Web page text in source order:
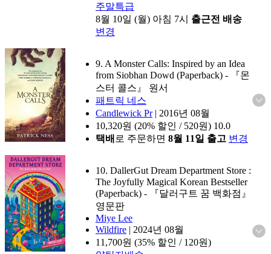
주말특급
8월 10일 (월) 아침 7시 출근전 배송
변경
9. A Monster Calls: Inspired by an Idea
from Siobhan Dowd (Paperback) - 『몬
스터 콜스』 원서
패트릭 네스
Candlewick Pr| 2016년 08월
10,320원 (20% 할인 / 520원) 10.0
택배 로 주문하면 8월 11일 출고 변경
10. DallerGut Dream Department Store :
The Joyfully Magical Korean Bestseller
(Paperback) - 『달러구트 꿈 백화점』
영문판
Miye Lee
Wildfire | 2024년 08월
11,700원 (35% 할인 / 120원)